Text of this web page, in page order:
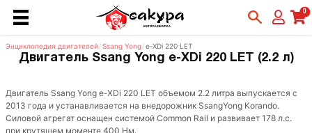
0
Энциклопедия двигателей/Ssang Yong/e-XDi 220 LET
Двигатель Ssang Yong e-XDi 220 LET (2.2 л)
Двигатель Ssang Yong e-XDi 220 LET объемом 2.2 литра выпускается с
2013 года и устанавливается на внедорожник SsangYong Korando.
Силовой агрегат оснащен системой Common Rail и развивает 178 л.с.
при крутящем моменте 400 Нм.